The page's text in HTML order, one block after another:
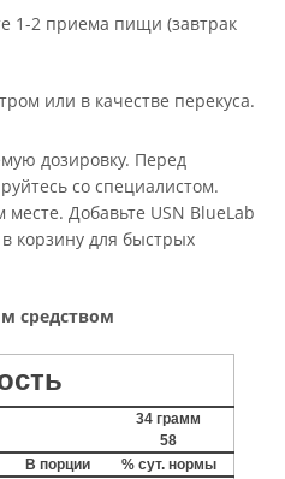
1-2 приема пищи (завтрак
или в качестве перекуса.
дозировку. Перед
со специалистом.
Добавьте USN BlueLab
корзину для быстрых
средством
34 грамм
58
В порции
% сут. нормы